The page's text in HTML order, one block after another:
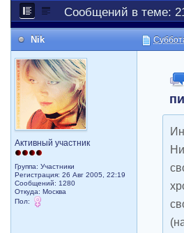
Сообщений в теме:
Nik
Активный участник
Группа: Участники
Регистрация: 26 Авг 2005, 22:19
Сообщений: 1280
Откуда: Москва
Пол: